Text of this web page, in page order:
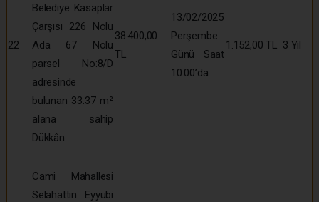
22
Belediye Kasaplar
Çarşısı 226 Nolu
Ada 67 Nolu
parsel No:8/D
adresinde
bulunan 33.37 m²
alana sahip
Dükkân
38.400,00
TL
13/02/2025
Perşembe
Günü Saat
10:00’da
1.152,00 TL 3 Yıl
Cami Mahallesi
Selahattin Eyyubi